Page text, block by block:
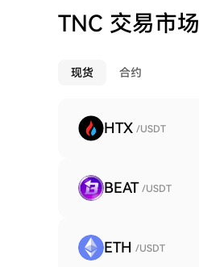
TNC 交易市场
现货 合约
HTX /USDT
BEAT /USDT
ETH /USDT